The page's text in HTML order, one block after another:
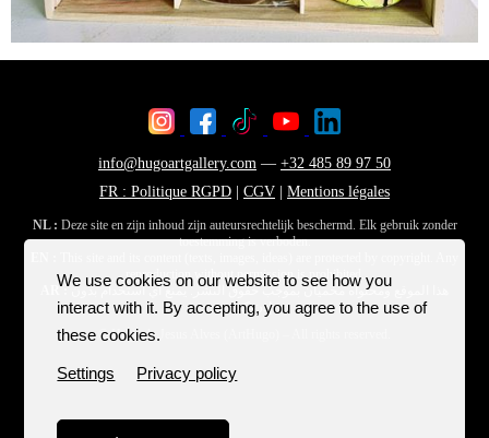
We use cookies on our website to see how you
interact with it. By accepting, you agree to the use of
these cookies.
Settings Privacy policy